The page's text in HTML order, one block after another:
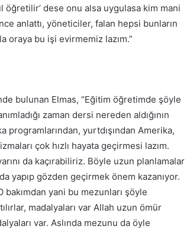
öğretilir’ dese onu alsa uygulasa kim mani
anlattı, yöneticiler, falan hepsi bunların
oraya bu işi evirmemiz lazım.”
bulunan Elmas, “Eğitim öğretimde şöyle
zaman dersi nereden aldığının
programlarından, yurtdışından Amerika,
çok hızlı hayata geçirmesi lazım.
da kaçırabiliriz. Böyle uzun planlamalar
yapıp gözden geçirmek önem kazanıyor.
yani bu mezunları şöyle
madalyaları var Allah uzun ömür
var. Aslında mezunu da öyle